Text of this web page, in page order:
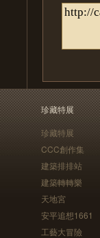
珍藏特展
珍藏特展
CCC創作集
建築排排站
建築轉轉樂
天地宮
安平追想1661
工藝大冒險